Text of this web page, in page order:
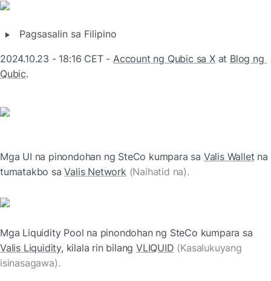
‣ Pagsasalin sa Filipino
2024.10.23 - 18:16 CET - Account ng Qubic sa X at Blog ng
Qubic.
Mga UI na pinondohan ng SteCo kumpara sa Valis Wallet na
tumatakbo sa Valis Network (Naihatid na).
Valis Liquidity, kilala rin bilang VLIQUID (Kasalukuyang
isinasagawa).